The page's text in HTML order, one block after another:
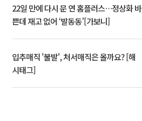
22일 만에 다시 문 연 홈플러스…정상화 바
쁜데 재고 없어 ‘발동동’[가보니]
입추매직 '불발', 처서매직은 올까요? [해
시태그]